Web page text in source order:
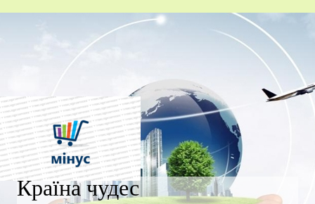
Країна чудес